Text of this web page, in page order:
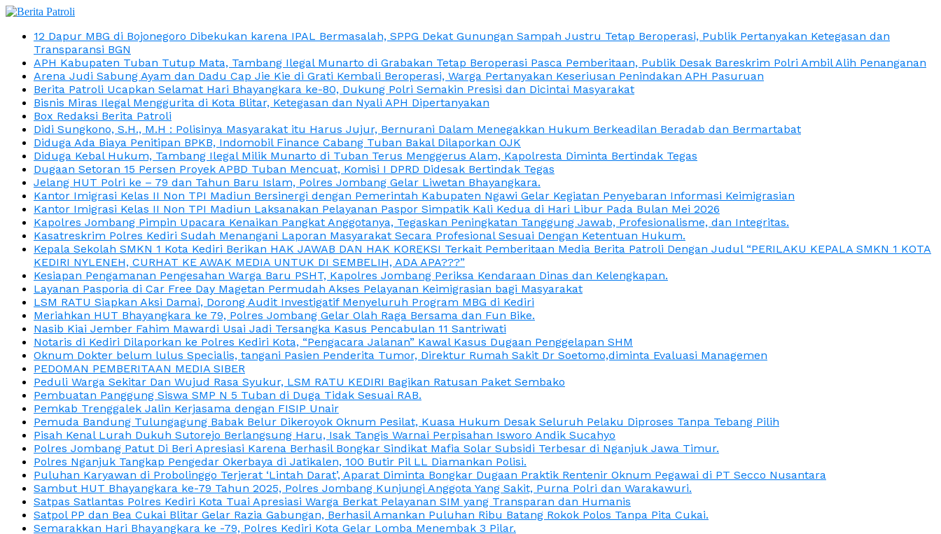
12 Dapur MBG di Bojonegoro Dibekukan karena IPAL Bermasalah, SPPG Dekat Gunungan Sampah Justru Tetap Beroperasi, Publik Pertanyakan Ketegasan dan
Transparansi BGN
APH Kabupaten Tuban Tutup Mata, Tambang Ilegal Munarto di Grabakan Tetap Beroperasi Pasca Pemberitaan, Publik Desak Bareskrim Polri Ambil Alih Penanganan
Arena Judi Sabung Ayam dan Dadu Cap Jie Kie di Grati Kembali Beroperasi, Warga Pertanyakan Keseriusan Penindakan APH Pasuruan
Berita Patroli Ucapkan Selamat Hari Bhayangkara ke-80, Dukung Polri Semakin Presisi dan Dicintai Masyarakat
Bisnis Miras Ilegal Menggurita di Kota Blitar, Ketegasan dan Nyali APH Dipertanyakan
Box Redaksi Berita Patroli
Didi Sungkono, S.H., M.H : Polisinya Masyarakat itu Harus Jujur, Bernurani Dalam Menegakkan Hukum Berkeadilan Beradab dan Bermartabat
Diduga Ada Biaya Penitipan BPKB, Indomobil Finance Cabang Tuban Bakal Dilaporkan OJK
Diduga Kebal Hukum, Tambang Ilegal Milik Munarto di Tuban Terus Menggerus Alam, Kapolresta Diminta Bertindak Tegas
Dugaan Setoran 15 Persen Proyek APBD Tuban Mencuat, Komisi I DPRD Didesak Bertindak Tegas
Jelang HUT Polri ke – 79 dan Tahun Baru Islam, Polres Jombang Gelar Liwetan Bhayangkara.
Kantor Imigrasi Kelas II Non TPI Madiun Bersinergi dengan Pemerintah Kabupaten Ngawi Gelar Kegiatan Penyebaran Informasi Keimigrasian
Kantor Imigrasi Kelas II Non TPI Madiun Laksanakan Pelayanan Paspor Simpatik Kali Kedua di Hari Libur Pada Bulan Mei 2026
Kapolres Jombang Pimpin Upacara Kenaikan Pangkat Anggotanya, Tegaskan Peningkatan Tanggung Jawab, Profesionalisme, dan Integritas.
Kasatreskrim Polres Kediri Sudah Menangani Laporan Masyarakat Secara Profesional Sesuai Dengan Ketentuan Hukum.
Kepala Sekolah SMKN 1 Kota Kediri Berikan HAK JAWAB DAN HAK KOREKSI Terkait Pemberitaan Media Berita Patroli Dengan Judul “PERILAKU KEPALA SMKN 1 KOTA
KEDIRI NYLENEH, CURHAT KE AWAK MEDIA UNTUK DI SEMBELIH, ADA APA???”
Kesiapan Pengamanan Pengesahan Warga Baru PSHT, Kapolres Jombang Periksa Kendaraan Dinas dan Kelengkapan.
Layanan Pasporia di Car Free Day Magetan Permudah Akses Pelayanan Keimigrasian bagi Masyarakat
LSM RATU Siapkan Aksi Damai, Dorong Audit Investigatif Menyeluruh Program MBG di Kediri
Meriahkan HUT Bhayangkara ke 79, Polres Jombang Gelar Olah Raga Bersama dan Fun Bike.
Nasib Kiai Jember Fahim Mawardi Usai Jadi Tersangka Kasus Pencabulan 11 Santriwati
Notaris di Kediri Dilaporkan ke Polres Kediri Kota, “Pengacara Jalanan” Kawal Kasus Dugaan Penggelapan SHM
Oknum Dokter belum lulus Specialis, tangani Pasien Penderita Tumor, Direktur Rumah Sakit Dr Soetomo,diminta Evaluasi Managemen
PEDOMAN PEMBERITAAN MEDIA SIBER
Peduli Warga Sekitar Dan Wujud Rasa Syukur, LSM RATU KEDIRI Bagikan Ratusan Paket Sembako
Pembuatan Panggung Siswa SMP N 5 Tuban di Duga Tidak Sesuai RAB.
Pemkab Trenggalek Jalin Kerjasama dengan FISIP Unair
Pemuda Bandung Tulungagung Babak Belur Dikeroyok Oknum Pesilat, Kuasa Hukum Desak Seluruh Pelaku Diproses Tanpa Tebang Pilih
Pisah Kenal Lurah Dukuh Sutorejo Berlangsung Haru, Isak Tangis Warnai Perpisahan Isworo Andik Sucahyo
Polres Jombang Patut Di Beri Apresiasi Karena Berhasil Bongkar Sindikat Mafia Solar Subsidi Terbesar di Nganjuk Jawa Timur.
Polres Nganjuk Tangkap Pengedar Okerbaya di Jatikalen, 100 Butir Pil LL Diamankan Polisi.
Puluhan Karyawan di Probolinggo Terjerat ‘Lintah Darat’, Aparat Diminta Bongkar Dugaan Praktik Rentenir Oknum Pegawai di PT Secco Nusantara
Sambut HUT Bhayangkara ke-79 Tahun 2025, Polres Jombang Kunjungi Anggota Yang Sakit, Purna Polri dan Warakawuri.
Satpas Satlantas Polres Kediri Kota Tuai Apresiasi Warga Berkat Pelayanan SIM yang Transparan dan Humanis
Satpol PP dan Bea Cukai Blitar Gelar Razia Gabungan, Berhasil Amankan Puluhan Ribu Batang Rokok Polos Tanpa Pita Cukai.
Semarakkan Hari Bhayangkara ke -79, Polres Kediri Kota Gelar Lomba Menembak 3 Pilar.